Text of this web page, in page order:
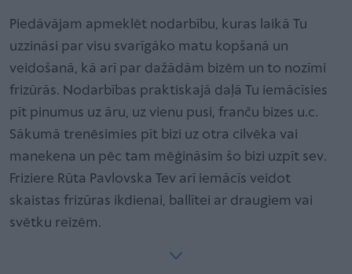
Piedāvājam apmeklēt nodarbību, kuras laikā Tu
uzzināsi par visu svarīgāko matu kopšanā un
veidošanā, kā arī par dažādām bizēm un to nozīmi
frizūrās. Nodarbības praktiskajā daļā Tu iemācīsies
pīt pinumus uz āru, uz vienu pusi, franču bizes u.c.
Sākumā trenēsimies pīt bizi uz otra cilvēka vai
manekena un pēc tam mēģināsim šo bizi uzpīt sev.
Friziere Rūta Pavlovska Tev arī iemācīs veidot
skaistas frizūras ikdienai, ballītei ar draugiem vai
svētku reizēm.